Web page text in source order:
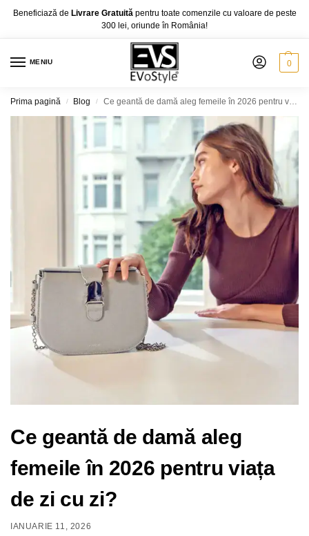
Beneficiază de Livrare Gratuită pentru toate comenzile cu valoare de peste
300 lei, oriunde în România!
MENIU 0
Prima pagină / Blog / Ce geantă de damă aleg femeile în 2026 pentru viața de zi cu zi?
Ce geantă de damă aleg
femeile în 2026 pentru viața
de zi cu zi?
IANUARIE 11, 2026